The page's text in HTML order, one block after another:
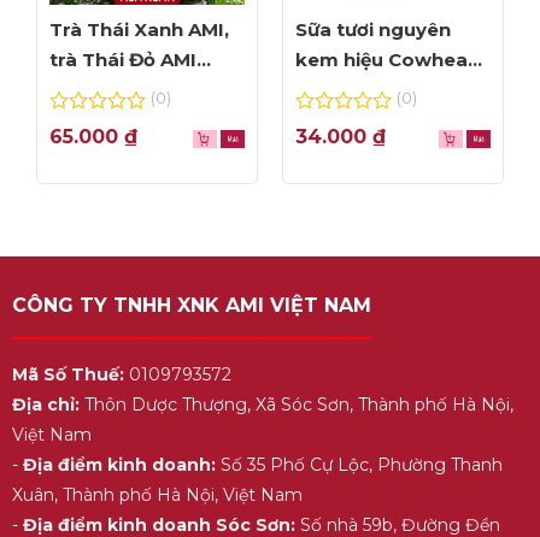
Trà Thái Xanh AMI,
trà Thái Đỏ AMI
thơm ngon, túi lọc
0
out
5
(0)
65.000 ₫
Sữa tươi nguyên
kem hiệu Cowhead
– hộp 1L
0
out
5
(0)
34.000 ₫
CÔNG TY TNHH XNK AMI VIỆT NAM
Mã Số Thuế:0109793572
Địa chỉ:Thôn Dược Thượng, Xã Sóc Sơn, Thành phố Hà Nội,
Việt Nam
- Địa điểm kinh doanh:Số 35 Phố Cự Lộc, Phường Thanh
Xuân, Thành phố Hà Nội, Việt Nam
- Địa điểm kinh doanh Sóc Sơn:Số nhà 59b, Đường Đền